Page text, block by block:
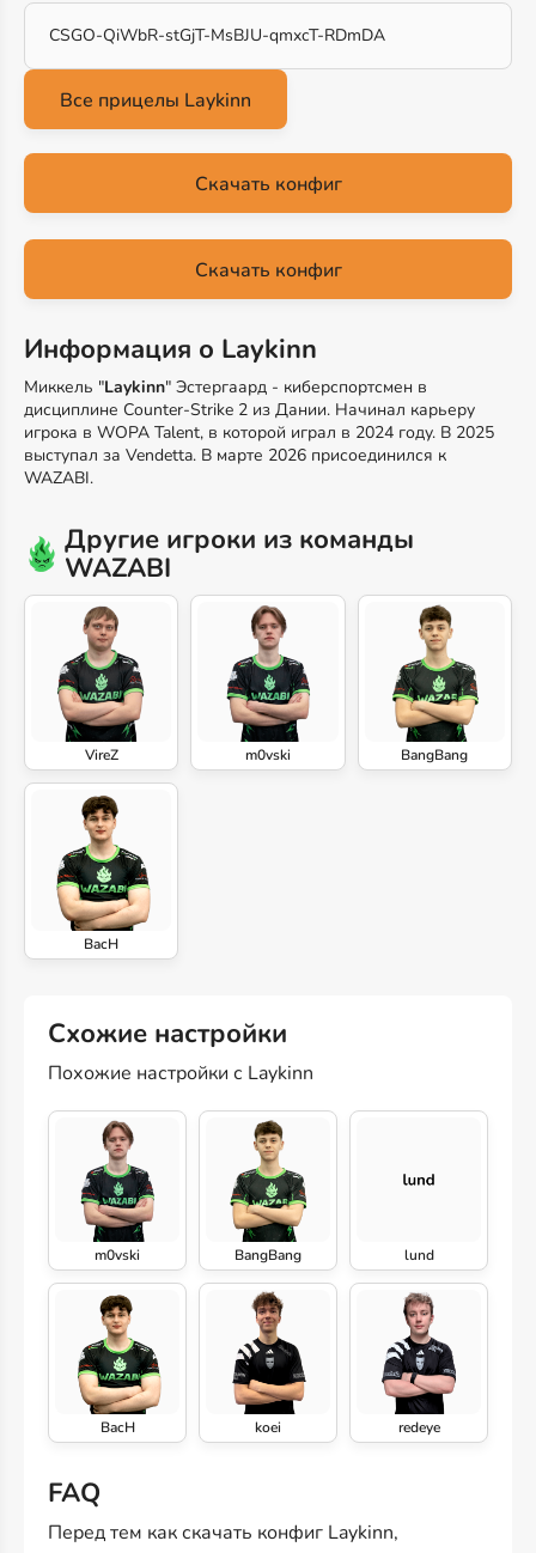
CSGO-QiWbR-stGjT-MsBJU-qmxcT-RDmDA
Скачать конфиг
Скачать конфиг
Информация о Laykinn
Миккель "Laykinn" Эстергаард - киберспортсмен в
дисциплине Counter-Strike 2 из Дании. Начинал карьеру
игрока в WOPA Talent, в которой играл в 2024 году. В 2025
выступал за Vendetta. В марте 2026 присоединился к
WAZABI.
Другие игроки из команды
WAZABI
VireZ m0vski BangBang
BacH
Схожие настройки
Похожие настройки с Laykinn
m0vski BangBang lund
BacH koei redeye
FAQ
Перед тем как скачать конфиг Laykinn,